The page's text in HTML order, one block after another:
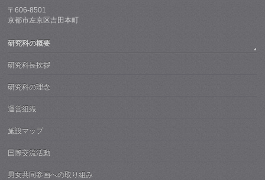
〒606-8501
京都市左京区吉田本町
研究科の概要
研究科長挨拶
研究科の理念
運営組織
施設マップ
国際交流活動
男女共同参画への取り組み